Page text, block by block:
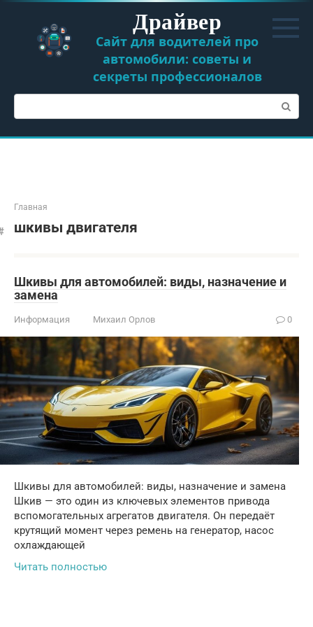
Перейти
контенту
Драйвер
Сайт для водителей про
автомобили: советы и
секреты профессионалов
Поиск:
Главная
шкивы двигателя
Шкивы для автомобилей: виды, назначение и
замена
Информация Михаил Орлов 0
Шкивы для автомобилей: виды, назначение и замена
Шкив — это один из ключевых элементов привода
вспомогательных агрегатов двигателя. Он передаёт
крутящий момент через ремень на генератор, насос
охлаждающей
Читать полностью